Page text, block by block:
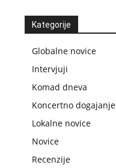
Kategorije
Globalne novice
Intervjuji
Komad dneva
Koncertno dogajanje
Lokalne novice
Novice
Recenzije